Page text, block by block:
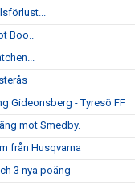
Boo..
Gideonsberg - Tyresö FF
mot Smedby.
från Husqvarna
3 nya poäng